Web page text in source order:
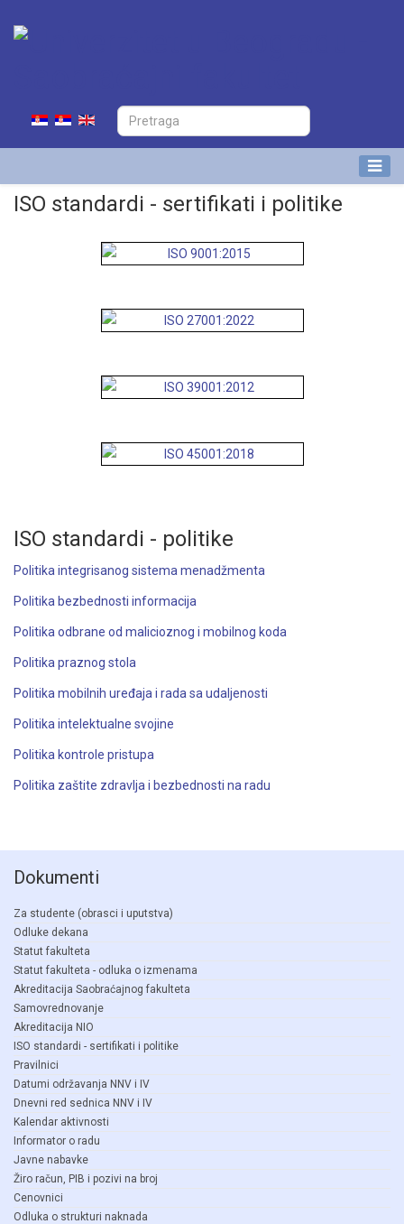
ISO standardi - sertifikati i politike
ISO standardi - politike
Politika integrisanog sistema menadžmenta
Politika bezbednosti informacija
Politika odbrane od malicioznog i mobilnog koda
Politika praznog stola
Politika mobilnih uređaja i rada sa udaljenosti
Politika intelektualne svojine
Politika kontrole pristupa
Politika zaštite zdravlja i bezbednosti na radu
Dokumenti
Za studente (obrasci i uputstva)
Odluke dekana
Statut fakulteta
Statut fakulteta - odluka o izmenama
Akreditacija Saobraćajnog fakulteta
Samovrednovanje
Akreditacija NIO
ISO standardi - sertifikati i politike
Pravilnici
Datumi održavanja NNV i IV
Dnevni red sednica NNV i IV
Kalendar aktivnosti
Informator o radu
Javne nabavke
Žiro račun, PIB i pozivi na broj
Cenovnici
Odluka o strukturi naknada